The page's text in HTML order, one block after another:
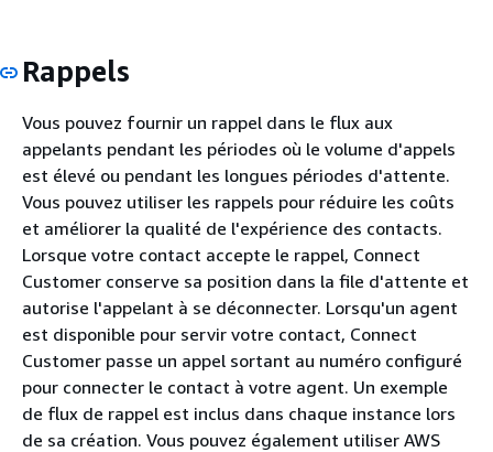
Rappels
Vous pouvez fournir un rappel dans le flux aux
appelants pendant les périodes où le volume d'appels
est élevé ou pendant les longues périodes d'attente.
Vous pouvez utiliser les rappels pour réduire les coûts
et améliorer la qualité de l'expérience des contacts.
Lorsque votre contact accepte le rappel, Connect
Customer conserve sa position dans la file d'attente et
autorise l'appelant à se déconnecter. Lorsqu'un agent
est disponible pour servir votre contact, Connect
Customer passe un appel sortant au numéro configuré
pour connecter le contact à votre agent. Un exemple
de flux de rappel est inclus dans chaque instance lors
de sa création. Vous pouvez également utiliser AWS